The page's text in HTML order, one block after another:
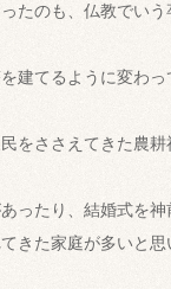
たのも、仏教でい
建てるように変わっ
をささえてきた農
ったり、結婚式を
きた家庭が多いと思